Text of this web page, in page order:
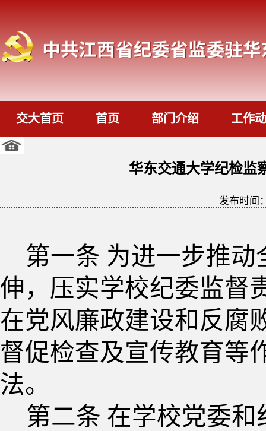
交大首页 首页 部门介绍 工作
华东交通大学纪检监
发布时间
第一条 为进一步推动
伸，压实学校纪委监督
在党风廉政建设和反腐
督促检查及宣传教育等
法。
第二条 在学校党委和